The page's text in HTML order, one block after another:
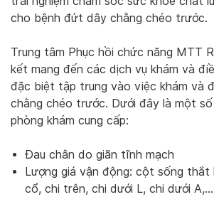
cho bệnh đứt dây chằng chéo trước.
Trung tâm Phục hồi chức năng MTT
kết mang đến các dịch vụ khám và
đặc biệt tập trung vào việc khám và
chằng chéo trước. Dưới đây là một số
phòng khám cung cấp:
Đau chân do giãn tĩnh mạch
Lượng giá vận động: cột sống thắt
cổ, chi trên, chi dưới L, chi dưới A,…